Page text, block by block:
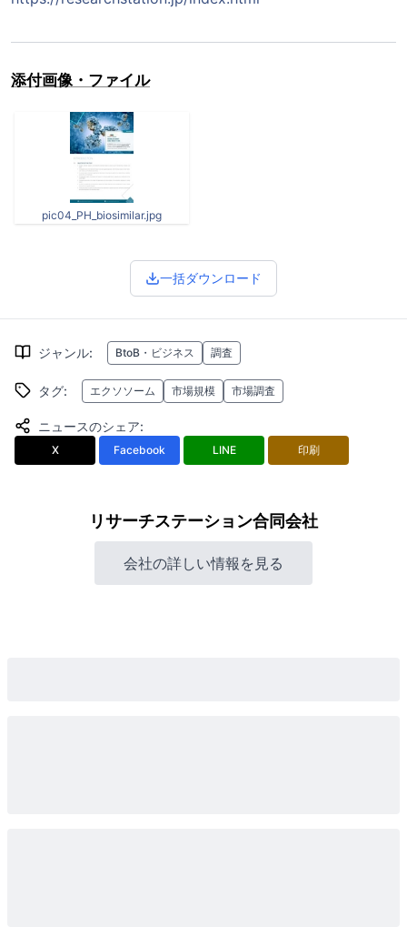
添付画像・ファイル
pic04_PH_biosimilar.jpg
一括ダウンロード
ジャンル: BtoB・ビジネス 調査
タグ: エクソソーム 市場規模 市場調査
ニュースのシェア:
X Facebook LINE 印刷
リサーチステーション合同会社
会社の詳しい情報を見る